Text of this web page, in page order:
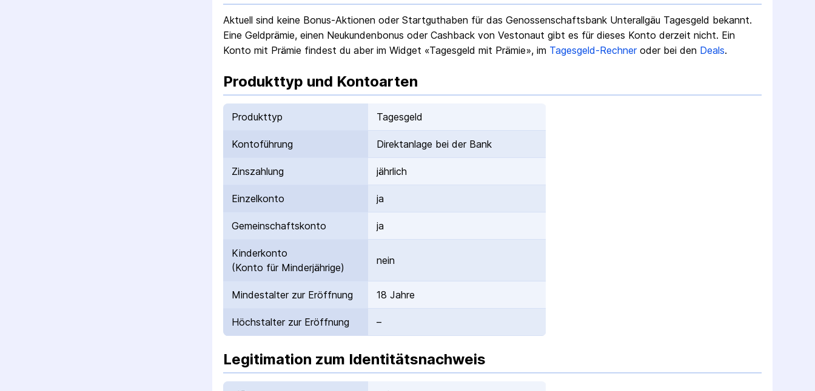
Aktuell sind keine Bonus-Aktionen oder Startguthaben für das Genossenschaftsbank Unterallgäu Tagesgeld bekannt.
Eine Geldprämie, einen Neukundenbonus oder Cashback von Vestonaut gibt es für dieses Konto derzeit nicht. Ein
Konto mit Prämie findest du aber im Widget «Tagesgeld mit Prämie», im Tagesgeld-Rechneroder bei den Deals.
Produkttyp und Kontoarten
Produkttyp Tagesgeld
Kontoführung Direktanlage bei der Bank
Zinszahlung jährlich
Einzelkonto ja
Gemeinschafts­konto ja
Kinderkonto
(Konto für Minderjährige)
nein
Mindestalter zur Eröffnung 18 Jahre
Höchstalter zur Eröffnung –
Legitimation zum Identitätsnachweis